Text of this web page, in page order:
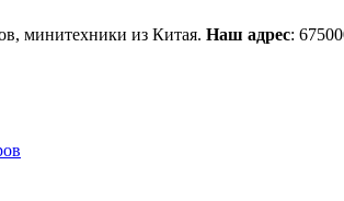
минитехники из Китая. Наш адрес: